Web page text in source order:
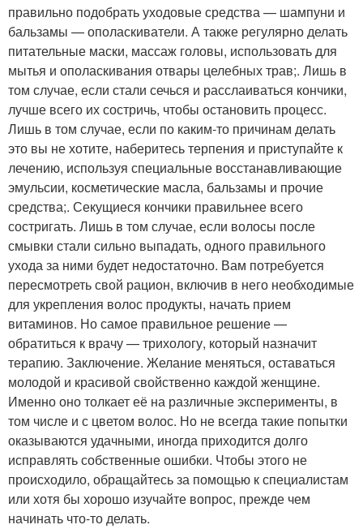
правильно подобрать уходовые средства — шампуни и
бальзамы — ополаскиватели. А также регулярно делать
питательные маски, массаж головы, использовать для
мытья и ополаскивания отвары целебных трав;. Лишь в
том случае, если стали сечься и расслаиваться кончики,
лучше всего их состричь, чтобы остановить процесс.
Лишь в том случае, если по каким-то причинам делать
это вы не хотите, наберитесь терпения и приступайте к
лечению, используя специальные восстанавливающие
эмульсии, косметические масла, бальзамы и прочие
средства;. Секущиеся кончики правильнее всего
состригать. Лишь в том случае, если волосы после
смывки стали сильно выпадать, одного правильного
ухода за ними будет недостаточно. Вам потребуется
пересмотреть свой рацион, включив в него необходимые
для укрепления волос продукты, начать прием
витаминов. Но самое правильное решение —
обратиться к врачу — трихологу, который назначит
терапию. Заключение. Желание меняться, оставаться
молодой и красивой свойственно каждой женщине.
Именно оно толкает её на различные эксперименты, в
том числе и с цветом волос. Но не всегда такие попытки
оказываются удачными, иногда приходится долго
исправлять собственные ошибки. Чтобы этого не
происходило, обращайтесь за помощью к специалистам
или хотя бы хорошо изучайте вопрос, прежде чем
начинать что-то делать.